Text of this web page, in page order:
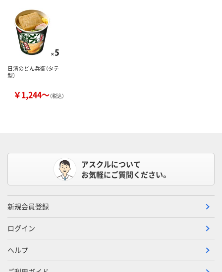
日清のどん兵衛（タテ
型）
￥1,244～（税込）
アスクルについて
お気軽にご質問ください。
新規会員登録
ログイン
ヘルプ